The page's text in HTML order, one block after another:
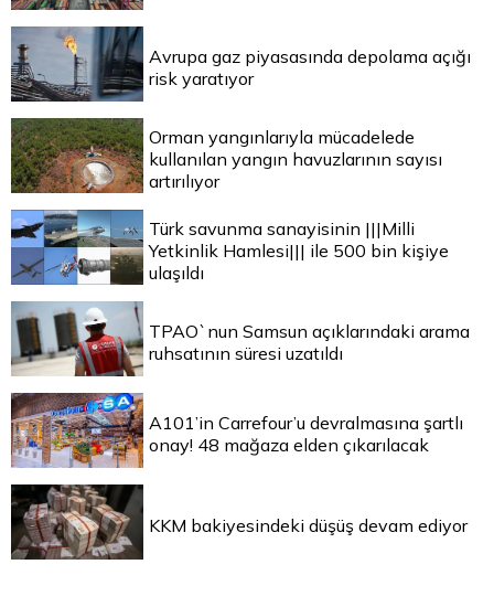
Avrupa gaz piyasasında depolama açığı
risk yaratıyor
Orman yangınlarıyla mücadelede
kullanılan yangın havuzlarının sayısı
artırılıyor
Türk savunma sanayisinin |||Milli
Yetkinlik Hamlesi||| ile 500 bin kişiye
ulaşıldı
TPAO`nun Samsun açıklarındaki arama
ruhsatının süresi uzatıldı
A101’in Carrefour’u devralmasına şartlı
onay! 48 mağaza elden çıkarılacak
KKM bakiyesindeki düşüş devam ediyor